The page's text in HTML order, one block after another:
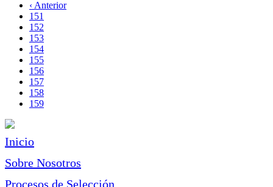
Paginación
página
Página
anterior
‹ Anterior
Page
151
Page
152
Page
153
Page
154
Page
155
Page
156
Page
157
Page
158
Página
159
Inicio
Sobre Nosotros
Procesos de Selección